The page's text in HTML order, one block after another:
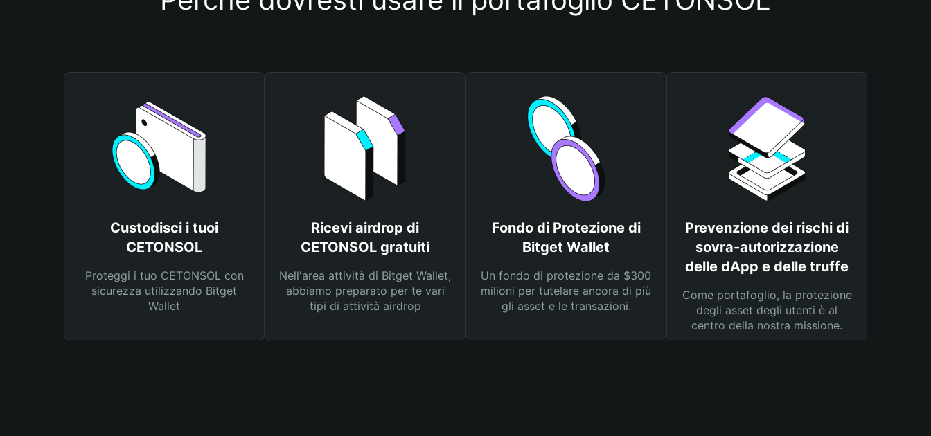
Custodisci i tuoi
CETONSOL
Proteggi i tuo CETONSOL con
sicurezza utilizzando Bitget
Wallet
Ricevi airdrop di
CETONSOL gratuiti
Nell'area attività di Bitget Wallet,
abbiamo preparato per te vari
tipi di attività airdrop
Fondo di Protezione di
Bitget Wallet
Un fondo di protezione da $300
milioni per tutelare ancora di più
gli asset e le transazioni.
Prevenzione dei rischi di
sovra-autorizzazione
delle dApp e delle truffe
Come portafoglio, la protezione
degli asset degli utenti è al
centro della nostra missione.